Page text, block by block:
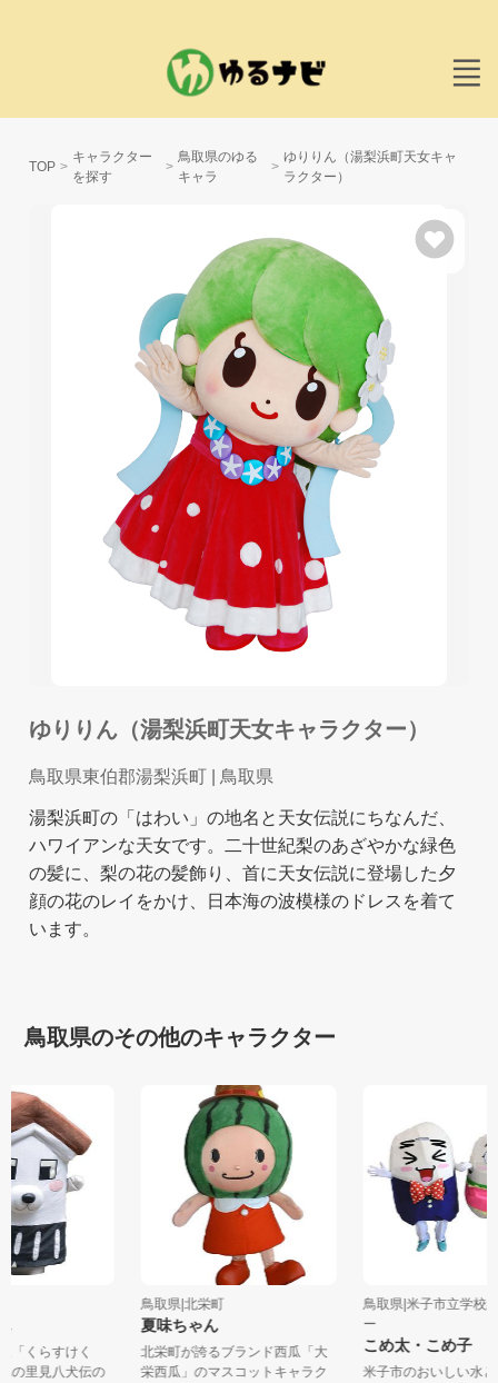
TOP
キャラクター
を探す
鳥取県のゆる
キャラ
ゆりりん（湯梨浜町天女キャ
ラクター）
ゆりりん（湯梨浜町天女キャラクター）
鳥取県東伯郡湯梨浜町 | 鳥取県
湯梨浜町の「はわい」の地名と天女伝説にちなんだ、
ハワイアンな天女です。二十世紀梨のあざやかな緑色
の髪に、梨の花の髪飾り、首に天女伝説に登場した夕
顔の花のレイをかけ、日本海の波模様のドレスを着て
います。
鳥取県のその他のキャラクター
犬「くらすけく
れの里見八犬伝の
鳥取県|北栄町
夏味ちゃん
北栄町が誇るブランド西瓜「大
栄西瓜」のマスコットキャラク
鳥取県|米子市立学
ー
こめ太・こめ子
米子市のおいしい水